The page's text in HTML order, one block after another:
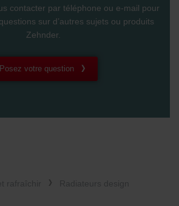
contacter par téléphone ou e-mail pour
sur d’autres sujets ou produits
Zehnder.
Posez votre question